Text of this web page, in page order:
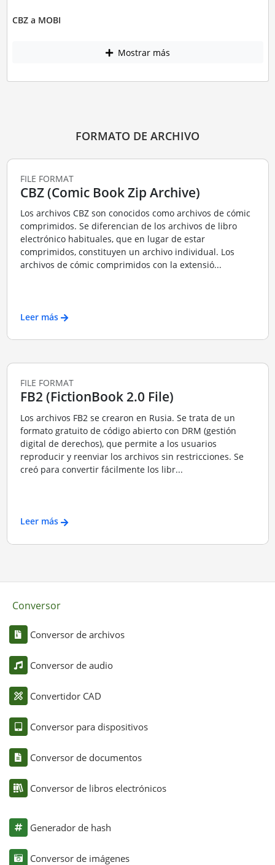
CBZ a MOBI
Mostrar más
FORMATO DE ARCHIVO
FILE FORMAT
CBZ (Comic Book Zip Archive)
Los archivos CBZ son conocidos como archivos de cómic
comprimidos. Se diferencian de los archivos de libro
electrónico habituales, que en lugar de estar
comprimidos, constituyen un archivo individual. Los
archivos de cómic comprimidos con la extensió...
Leer más
FILE FORMAT
FB2 (FictionBook 2.0 File)
Los archivos FB2 se crearon en Rusia. Se trata de un
formato gratuito de código abierto con DRM (gestión
digital de derechos), que permite a los usuarios
reproducir y reenviar los archivos sin restricciones. Se
creó para convertir fácilmente los libr...
Leer más
Conversor
Conversor de archivos
Conversor de audio
Convertidor CAD
Conversor para dispositivos
Conversor de documentos
Conversor de libros electrónicos
Generador de hash
Conversor de imágenes